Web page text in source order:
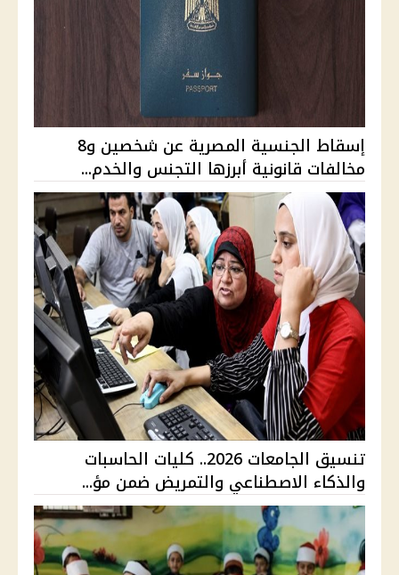
إسقاط الجنسية المصرية عن شخصين و8
مخالفات قانونية أبرزها التجنس والخدم...
تنسيق الجامعات 2026.. كليات الحاسبات
والذكاء الاصطناعي والتمريض ضمن مؤ...